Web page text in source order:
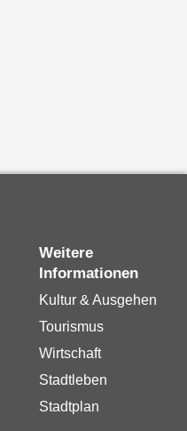
Weitere
Informationen
Kultur & Ausgehen
Tourismus
Wirtschaft
Stadtleben
Stadtplan